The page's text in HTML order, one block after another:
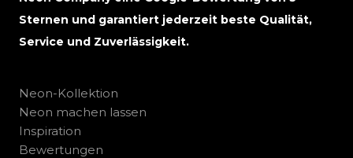
Sternen und garantiert jederzeit beste Qualität,
Service und Zuverlässigkeit.
Neon-Kollektion
Neon machen lassen
Inspiration
Bewertungen